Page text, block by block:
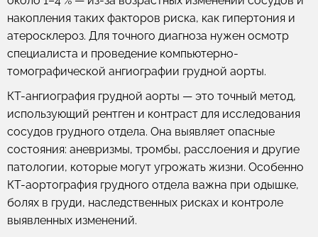
накопления таких факторов риска, как гипертония и
атеросклероз. Для точного диагноза нужен осмотр
специалиста и проведение компьютерно-
томографической ангиографии грудной аорты.
КТ-ангиография грудной аорты — это точный метод,
использующий рентген и контраст для исследования
сосудов грудного отдела. Она выявляет опасные
состояния: аневризмы, тромбы, расслоения и другие
патологии, которые могут угрожать жизни. Особенно
КТ-аортография грудного отдела важна при одышке,
болях в груди, наследственных рисках и контроле
выявленных изменений.